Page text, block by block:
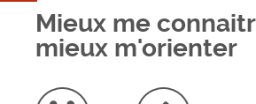
Mieux me
mieux m'orienter